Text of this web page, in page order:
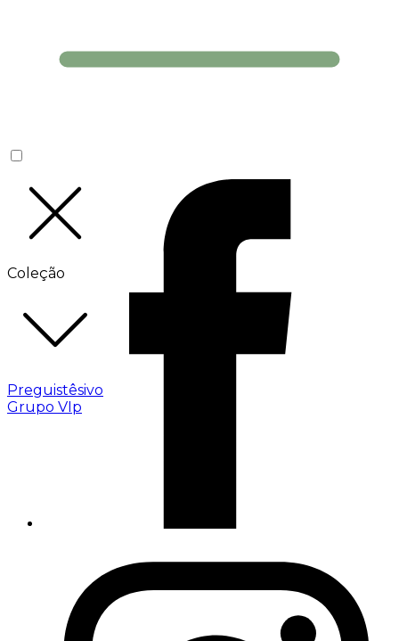
Coleção
Preguistêsivo
Grupo VIp